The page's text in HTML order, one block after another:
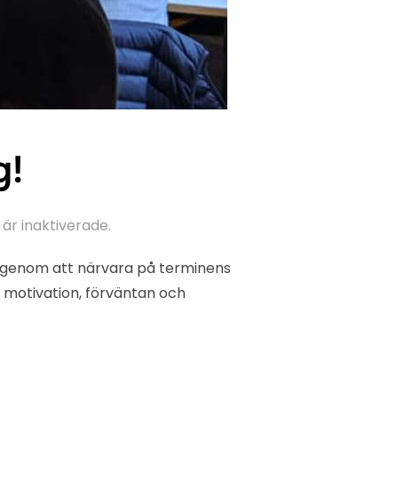
inaktiverade.
att närvara på terminens
förväntan och